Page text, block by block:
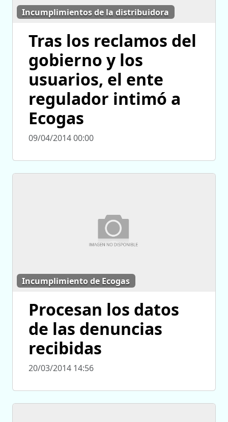
Incumplimientos de la distribuidora
Tras los reclamos del
gobierno y los
usuarios, el ente
regulador intimó a
Ecogas
09/04/2014 00:00
Incumplimiento de Ecogas
Procesan los datos
de las denuncias
recibidas
20/03/2014 14:56